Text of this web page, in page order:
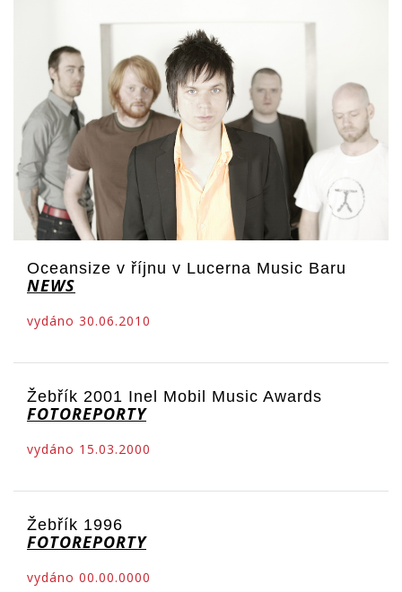
Oceansize v říjnu v Lucerna Music Baru
NEWS
vydáno 30.06.2010
Žebřík 2001 Inel Mobil Music Awards
FOTOREPORTY
vydáno 15.03.2000
Žebřík 1996
FOTOREPORTY
vydáno 00.00.0000